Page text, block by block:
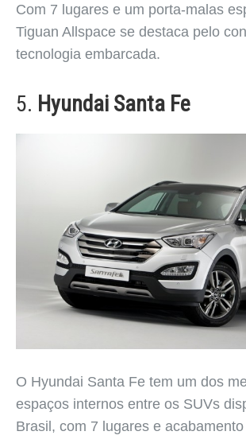
Com 7 lugares e um porta-malas
Tiguan Allspace se destaca pelo
tecnologia embarcada.
5. Hyundai Santa Fe
O Hyundai Santa Fe tem um dos
espaços internos entre os SUVs
Brasil, com 7 lugares e